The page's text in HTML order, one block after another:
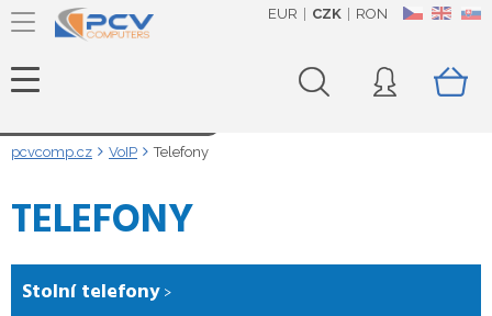
CZ EN SK
EUR CZK RON
pcvcomp.cz VoIP Telefony
TELEFONY
Stolní telefony